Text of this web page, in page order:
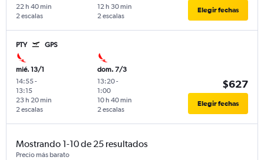
2 escalas
22 h 40 min
2 escalas
12 h 30 min Elegir fechas
PTY GPS
mié. 13/1
14:55-
13:15
2 escalas
23 h 20 min
dom. 7/3
13:20-
1:00
2 escalas
10 h 40 min
$627
Elegir fechas
Mostrando 1-10 de 25 resultados
Precio más barato